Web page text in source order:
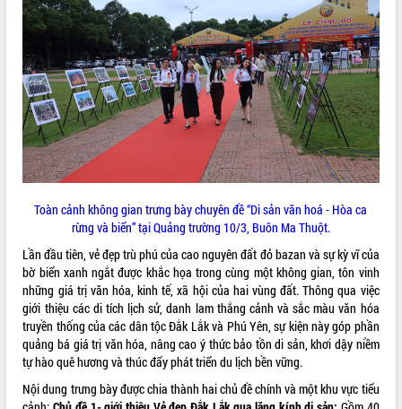
VIDEO
Loading the player...
Khám bệnh, cấp phát thuốc miễn phí
và tặng quà người dân xã Cư Pui
Hội nghị UBND tỉnh Đắk Lắk thường kỳ
tháng 7/2026
Lễ truy tặng danh hiệu “Bà Mẹ Việt
Lao động
UBND tỉnh Đắk Lắk triển khai nhiệm
vụ 6 tháng cuối năm 2026
Kỳ họp thứ Hai, Hội đồng nhân dân
tỉnh khóa XI quyết nghị nhiều nội dung
quan trọng
Bí thư Tỉnh ủy Lương Nguyễn Minh
Triết thăm, tặng quà người có công với
cách mạng
Rà soát, hoàn thiện hệ thống thiết chế
Toàn cảnh không gian trưng bày chuyên đề “Di sản văn hoá - Hòa ca
rừng và biển” tại Quảng trường 10/3, Buôn Ma Thuột.
Lần đầu tiên, vẻ đẹp trù phú của cao nguyên đất đỏ bazan và sự kỳ vĩ của
bờ biển xanh ngắt được khắc họa trong cùng một không gian, tôn vinh
những giá trị văn hóa, kinh tế, xã hội của hai vùng đất. Thông qua việc
giới thiệu các di tích lịch sử, danh lam thắng cảnh và sắc màu văn hóa
truyền thống của các dân tộc Đắk Lắk và Phú Yên, sự kiện này góp phần
quảng bá giá trị văn hóa, nâng cao ý thức bảo tồn di sản, khơi dậy niềm
tự hào quê hương và thúc đẩy phát triển du lịch bền vững.
Nội dung trưng bày được chia thành hai chủ đề chính và một khu vực tiểu